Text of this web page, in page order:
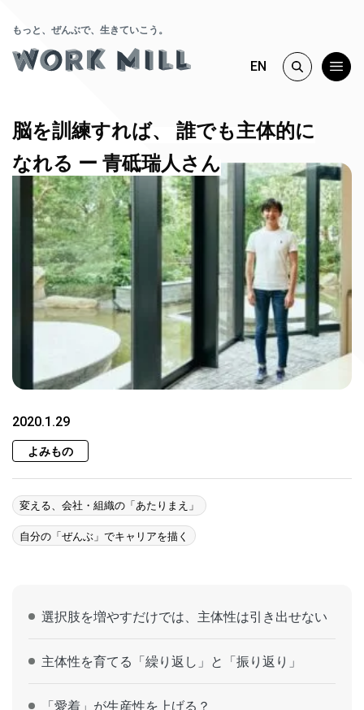
もっと、ぜんぶで、生きていこう。
EN
脳を訓練すれば、 誰でも主体的に
なれる ー 青砥瑞人さん
2020.1.29
よみもの
変える、会社・組織の「あたりまえ」
自分の「ぜんぶ」でキャリアを描く
選択肢を増やすだけでは、主体性は引き出せない
主体性を育てる「繰り返し」と「振り返り」
「愛着」が生産性を上げる？